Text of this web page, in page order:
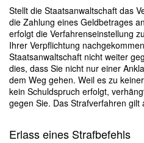
Stellt die Staatsanwaltschaft das
die Zahlung eines Geldbetrages
erfolgt die Verfahrenseinstellung
Ihrer Verpflichtung
Staatsanwaltschaft nicht weiter
dies, dass Sie nicht nur einer
dem Weg gehen. Weil es zu
kein Schuldspruch erfolgt,
gegen Sie. Das Strafverfahren
Erlass eines Strafbefehls